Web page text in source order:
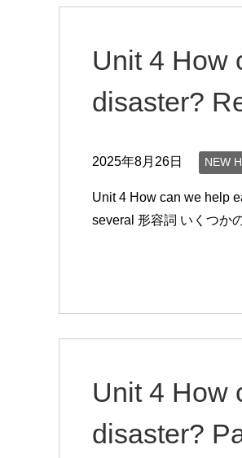
Unit 4 How
disaster?
2025年8月26日 NEW
Unit 4 How can we help
several 形容詞 いくつか
Unit 4 How
disaster?